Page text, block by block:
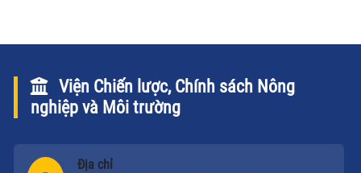
Viện Chiến lược, Chính sách Nông
nghiệp và Môi trường
Địa chỉ